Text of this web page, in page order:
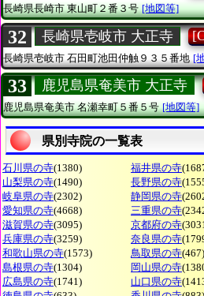
長崎県長崎市東山町２番３号 [地図等]
32 長崎県壱岐市 大正寺
長崎県壱岐市 石田町池田仲触９３５番地 [
33 鹿児島県奄美市 大正寺
鹿児島県奄美市名瀬幸町５番５号 [地図等]
県別寺院の一覧表
石川県の寺(1380) 福井県の寺
山梨県の寺(1490) 長野県の寺
岐阜県の寺(2302) 静岡県の寺
愛知県の寺(4668) 三重県の寺
滋賀県の寺(3095) 京都府の寺
兵庫県の寺(3259) 奈良県の寺
和歌山県の寺(1573) 鳥取県の寺(467)
島根県の寺(1304) 岡山県の寺
広島県の寺(1741) 山口県の寺